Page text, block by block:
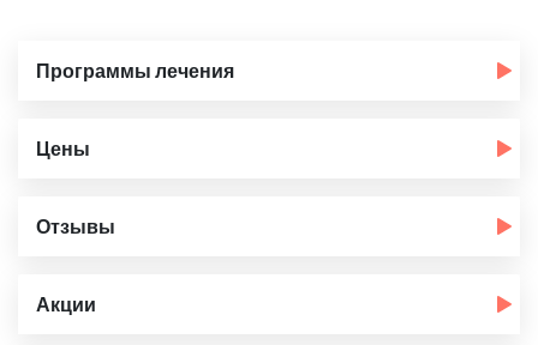
Программы лечения
Цены
Отзывы
Акции